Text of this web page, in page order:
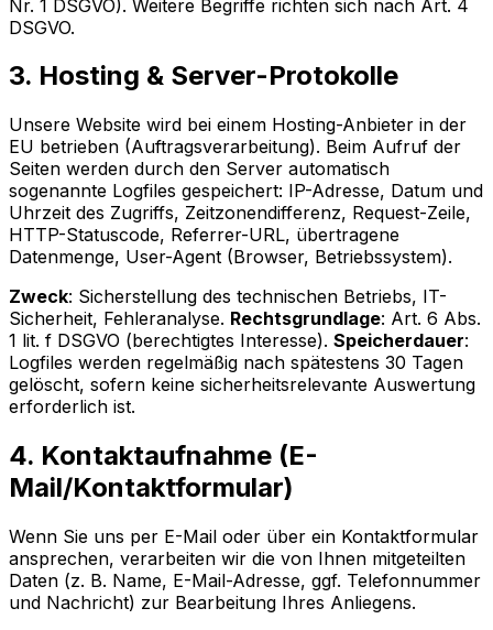
Nr. 1 DSGVO). Weitere Begriffe richten sich nach Art. 4
DSGVO.
3. Hosting & Server-Protokolle
Unsere Website wird bei einem Hosting-Anbieter in der
EU betrieben (Auftragsverarbeitung). Beim Aufruf der
Seiten werden durch den Server automatisch
sogenannte Logfiles gespeichert: IP-Adresse, Datum und
Uhrzeit des Zugriffs, Zeitzonendifferenz, Request-Zeile,
HTTP-Statuscode, Referrer-URL, übertragene
Datenmenge, User-Agent (Browser, Betriebssystem).
Zweck: Sicherstellung des technischen Betriebs, IT-
Sicherheit, Fehleranalyse. Rechtsgrundlage: Art. 6 Abs.
1 lit. f DSGVO (berechtigtes Interesse). Speicherdauer:
Logfiles werden regelmäßig nach spätestens 30 Tagen
gelöscht, sofern keine sicherheitsrelevante Auswertung
erforderlich ist.
4. Kontaktaufnahme (E-
Mail/Kontaktformular)
Wenn Sie uns per E-Mail oder über ein Kontaktformular
ansprechen, verarbeiten wir die von Ihnen mitgeteilten
Daten (z. B. Name, E-Mail-Adresse, ggf. Telefonnummer
und Nachricht) zur Bearbeitung Ihres Anliegens.